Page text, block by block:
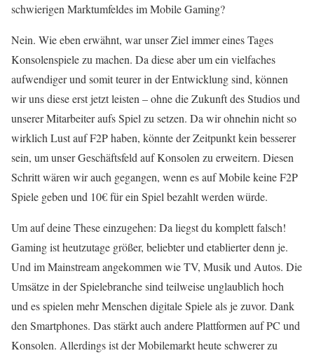
schwierigen Marktumfeldes im Mobile Gaming?
Nein. Wie eben erwähnt, war unser Ziel immer eines Tages
Konsolenspiele zu machen. Da diese aber um ein vielfaches
aufwendiger und somit teurer in der Entwicklung sind, können
wir uns diese erst jetzt leisten – ohne die Zukunft des Studios und
unserer Mitarbeiter aufs Spiel zu setzen. Da wir ohnehin nicht so
wirklich Lust auf F2P haben, könnte der Zeitpunkt kein besserer
sein, um unser Geschäftsfeld auf Konsolen zu erweitern. Diesen
Schritt wären wir auch gegangen, wenn es auf Mobile keine F2P
Spiele geben und 10€ für ein Spiel bezahlt werden würde.
Um auf deine These einzugehen: Da liegst du komplett falsch!
Gaming ist heutzutage größer, beliebter und etablierter denn je.
Und im Mainstream angekommen wie TV, Musik und Autos. Die
Umsätze in der Spielebranche sind teilweise unglaublich hoch
und es spielen mehr Menschen digitale Spiele als je zuvor. Dank
den Smartphones. Das stärkt auch andere Plattformen auf PC und
Konsolen. Allerdings ist der Mobilemarkt heute schwerer zu